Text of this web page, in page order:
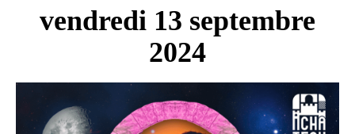
vendredi 13 septembre
2024